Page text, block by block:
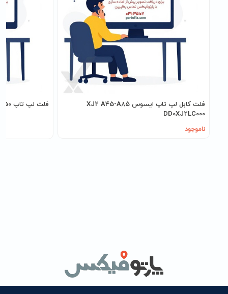
فلت کابل لپ تاپ ایسوس XJ2 A45-A85
DD0XJ2LC000
ناموجود
فلت لپ تاپ 150 میلی متر سرکانکتور 0.5 * 8 * B